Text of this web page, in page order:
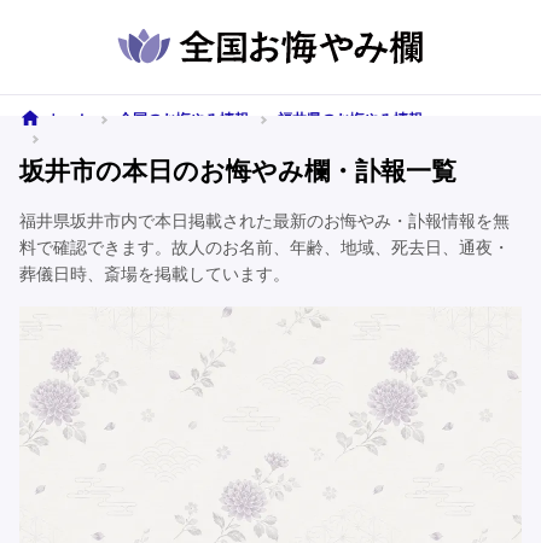
ホーム 全国のお悔やみ情報
福井県のお悔やみ情報
坂井市の本日のお悔やみ欄・訃報一覧
福井県坂井市内で本日掲載された最新のお悔やみ・訃報情報を無
料で確認できます。故人のお名前、年齢、地域、死去日、通夜・
葬儀日時、斎場を掲載しています。